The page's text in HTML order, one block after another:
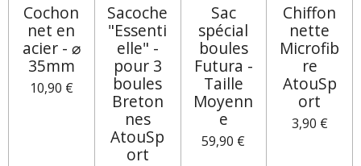
Cochon
net en
acier - ⌀
35mm
10,90 €
Sacoche
"Essenti
elle" -
pour 3
boules
Breton
nes
AtouSp
ort
Sac
spécial
boules
Futura -
Taille
Moyenn
e
59,90 €
Chiffon
nette
Microfib
re
AtouSp
ort
3,90 €